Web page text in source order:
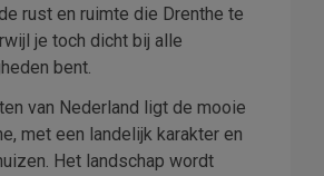
rust en ruimte die Drenthe te
je toch dicht bij alle
bent.
van Nederland ligt de mooie
met een landelijk karakter en
Het landschap wordt